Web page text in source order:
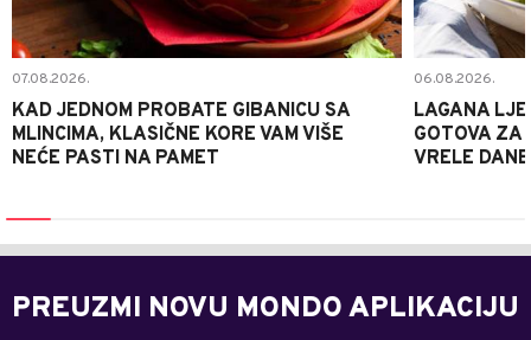
07.08.2026.
KAD JEDNOM PROBATE GIBANICU SA
MLINCIMA, KLASIČNE KORE VAM VIŠE
NEĆE PASTI NA PAMET
06.08.2026.
LAGANA
GOTOVA ZA
VRELE DANE
PREUZMI NOVU MONDO APLIKACIJU